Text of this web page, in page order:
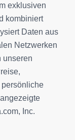
exklusiven
kombiniert
Daten aus
Netzwerken
unseren
Inc.